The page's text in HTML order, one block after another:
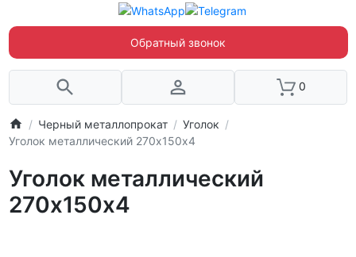
Обратный звонок
0
Черный металлопрокат
Уголок
Уголок металлический 270х150х4
Уголок металлический
270х150х4